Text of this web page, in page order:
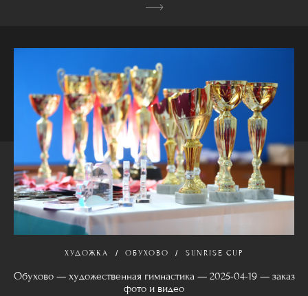
ХУДОЖКА ОБУХОВО SUNRISE CUP
Обухово — художественная гимнастика — 2025-04-19 — заказ
фото и видео